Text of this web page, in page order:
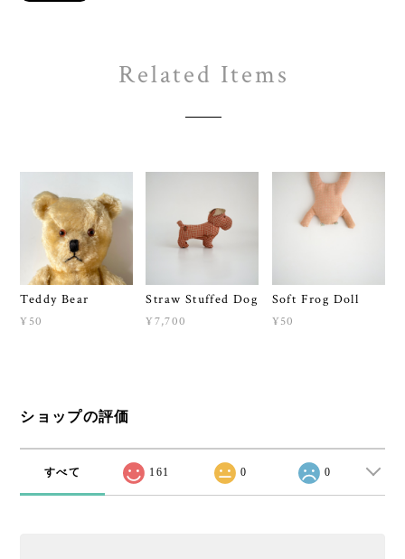
Related Items
Teddy Bear
¥50
Straw Stuffed Dog
¥7,700
Soft Frog Doll
¥50
ショップの評価
すべて 161 0 0